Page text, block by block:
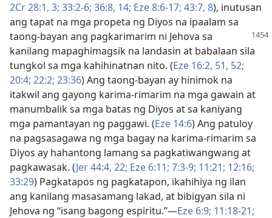
2Cr 28:1, 3; 33:2-6; 36:8, 14; Eze 8:6-17; 43:7, 8), inutusan
ang tapat na mga propeta ng Diyos na ipaalam sa
taong-bayan ang pagkarimarim ni Jehova sa
kanilang mapaghimagsik na landasin at babalaan sila
tungkol sa mga kahihinatnan nito. (Eze 16:2, 51, 52;
20:4; 22:2; 23:36) Ang taong-bayan ay hinimok na
itakwil ang gayong karima-rimarim na mga gawain at
manumbalik sa mga batas ng Diyos at sa kaniyang
mga pamantayan ng paggawi. (Eze 14:6) Ang patuloy
na pagsasagawa ng mga bagay na karima-rimarim sa
Diyos ay hahantong lamang sa pagkatiwangwang at
pagkawasak. (Jer 44:4, 22; Eze 6:11; 7:3-9; 11:21; 12:16;
33:29) Pagkatapos ng pagkatapon, ikahihiya ng ilan
ang kanilang masasamang lakad, at bibigyan sila ni
Jehova ng “isang bagong espiritu.”​—Eze 6:9; 11:18-21;